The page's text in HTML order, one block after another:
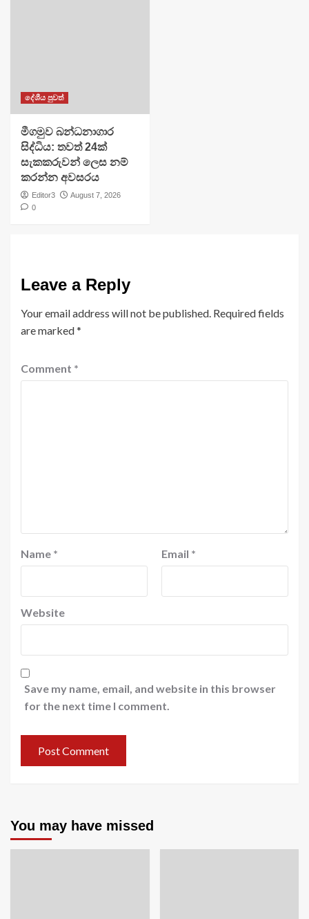
දේශීය පුවත්
මීගමුව බන්ධනාගාර
සිද්ධිය: තවත් 24ක්
සැකකරුවන් ලෙස නම්
කරන්න අවසරය
Editor3
August 7, 2026
0
Leave a Reply
Your email address will not be published. Required fields
are marked*
Comment *
Name * Email *
Website
Save my name, email, and website in this browser
for the next time I comment.
You may have missed